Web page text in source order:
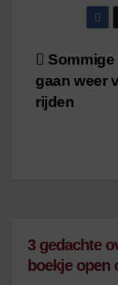
minuut
Bericht
navigatie
gaan weer
rijden
3 gedachte
boekje open